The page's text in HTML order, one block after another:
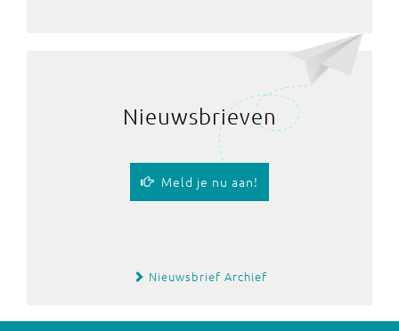
Nieuwsbrieven
Meld je nu aan!
Nieuwsbrief Archief